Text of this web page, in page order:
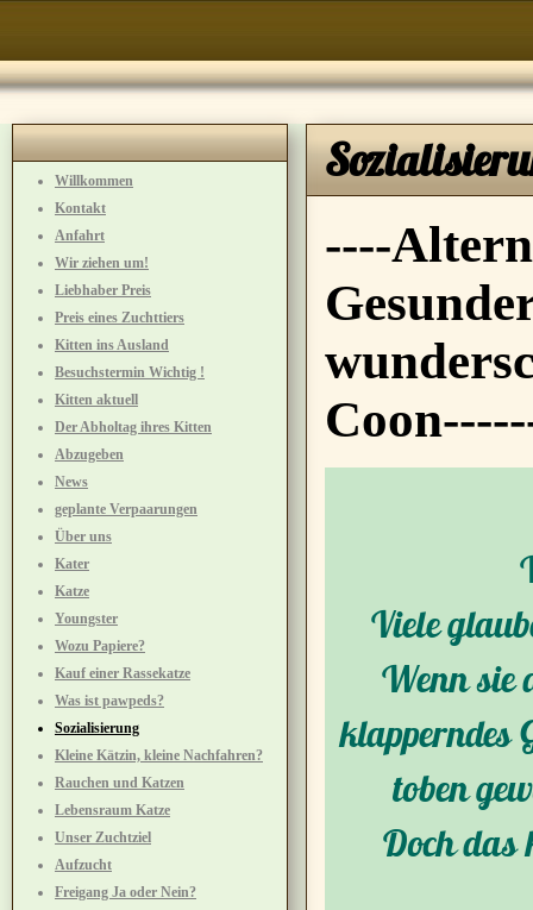
Willkommen
Kontakt
Anfahrt
Wir ziehen um!
Liebhaber Preis
Preis eines Zuchttiers
Kitten ins Ausland
Besuchstermin Wichtig !
Kitten aktuell
Der Abholtag ihres Kitten
Abzugeben
News
geplante Verpaarungen
Über uns
Kater
Katze
Youngster
Wozu Papiere?
Kauf einer Rassekatze
Was ist pawpeds?
Sozialisierung
Kleine Kätzin, kleine Nachfahren?
Rauchen und Katzen
Lebensraum Katze
Unser Zuchtziel
Aufzucht
Freigang Ja oder Nein?
----
Viele
Wenn sie
klapperndes
toben
Doch das